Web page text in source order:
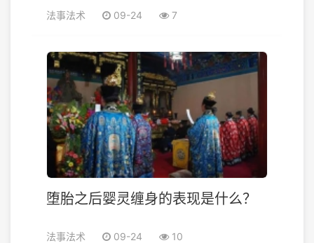
法事法术 09-24 7
堕胎之后婴灵缠身的表现是什么？
法事法术 09-24 10